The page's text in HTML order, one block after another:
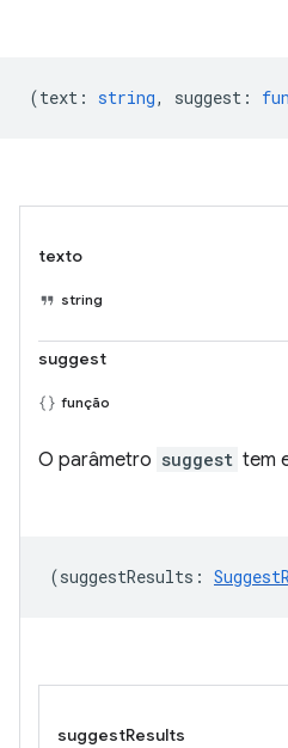
(text : string, suggest :
texto
string
suggest
função
O parâmetro suggest tem
(suggestResults :
suggestResults